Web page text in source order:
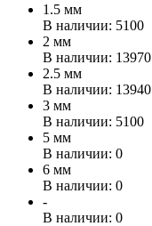
1.5 мм
В наличии: 5100
2 мм
В наличии: 13970
2.5 мм
В наличии: 13940
3 мм
В наличии: 5100
5 мм
В наличии: 0
6 мм
В наличии: 0
-
В наличии: 0